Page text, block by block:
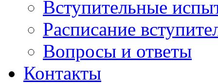
Вступительные
Расписание
Вопросы и ответы
Контакты